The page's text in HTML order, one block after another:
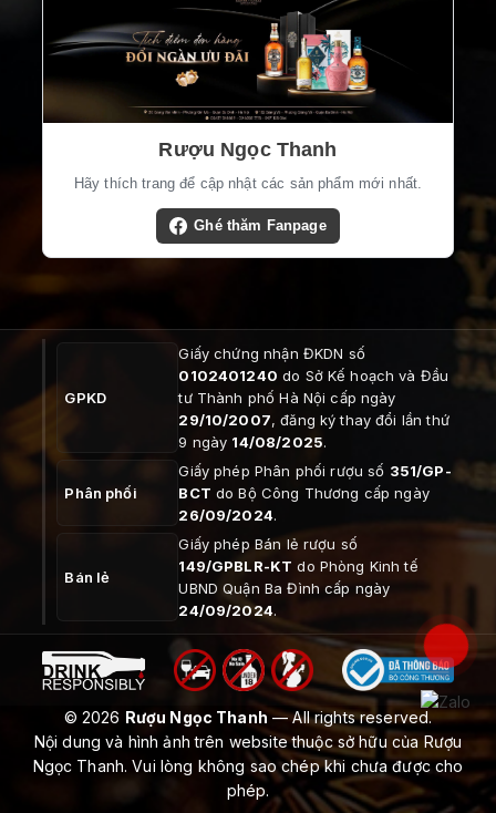
Rượu Ngọc Thanh
Hãy thích trang để cập nhật các sản phẩm mới nhất.
Ghé thăm Fanpage
GPKD
Giấy chứng nhận ĐKDN số
0102401240 do Sở Kế hoạch và Đầu
tư Thành phố Hà Nội cấp ngày
29/10/2007, đăng ký thay đổi lần thứ
9 ngày 14/08/2025.
Phân phối
Giấy phép Phân phối rượu số 351/GP-
BCT do Bộ Công Thương cấp ngày
26/09/2024.
Bán lẻ
Giấy phép Bán lẻ rượu số
149/GPBLR-KT do Phòng Kinh tế
UBND Quận Ba Đình cấp ngày
24/09/2024.
© 2026 Rượu Ngọc Thanh— All rights reserved.
Nội dung và hình ảnh trên website thuộc sở hữu của Rượu
Ngọc Thanh. Vui lòng không sao chép khi chưa được cho
phép.